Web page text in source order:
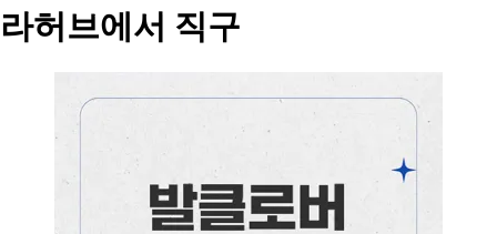
라허브에서 직구